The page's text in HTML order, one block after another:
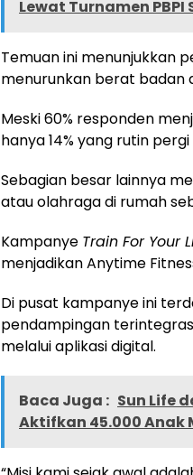
Lewat Turnamen
Temuan ini menunjukkan
menurunkan berat badan
Meski 60% responden
hanya 14% yang rutin
Sebagian besar lainnya
atau olahraga di rumah
Kampanye Train For Your
menjadikan Anytime
Di pusat kampanye ini
pendampingan
melalui aplikasi digital.
Baca Juga : Sun Life
Aktifkan 45.000 Anak